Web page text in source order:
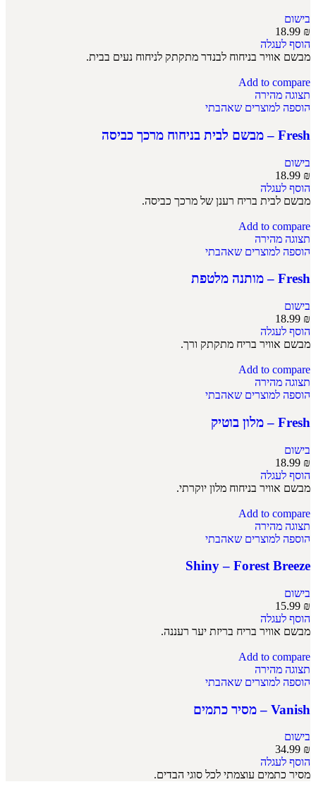
בישום
18.99 ₪
הוסף לעגלה
מבשם אוויר בניחוח לבנדר מתקתק לניחוח נעים בבית.
Add to compare
תצוגה מהירה
הוספה למוצרים שאהבתי
Fresh – מבשם לבית בניחוח מרכך כביסה
בישום
18.99 ₪
הוסף לעגלה
מבשם לבית בריח רענן של מרכך כביסה.
Add to compare
תצוגה מהירה
הוספה למוצרים שאהבתי
Fresh – מותנה מלטפת
בישום
18.99 ₪
הוסף לעגלה
מבשם אוויר בריח מתקתק ורך.
Add to compare
תצוגה מהירה
הוספה למוצרים שאהבתי
Fresh – מלון בוטיק
בישום
18.99 ₪
הוסף לעגלה
מבשם אוויר בניחוח מלון יוקרתי.
Add to compare
תצוגה מהירה
הוספה למוצרים שאהבתי
Shiny – Forest Breeze
בישום
15.99 ₪
הוסף לעגלה
מבשם אוויר בריח בריזת יער רעננה.
Add to compare
תצוגה מהירה
הוספה למוצרים שאהבתי
Vanish – מסיר כתמים
בישום
34.99 ₪
הוסף לעגלה
מסיר כתמים עוצמתי לכל סוגי הבדים.